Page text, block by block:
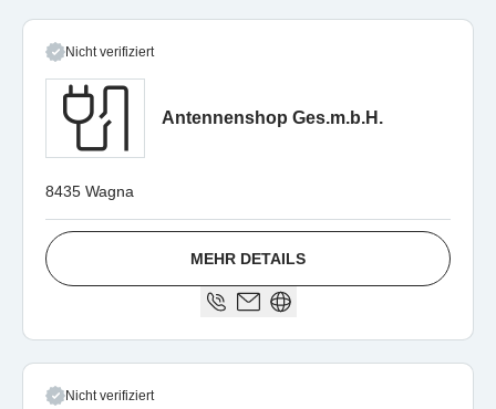
Nicht verifiziert
Antennenshop Ges.m.b.H.
8435 Wagna
MEHR DETAILS
Nicht verifiziert